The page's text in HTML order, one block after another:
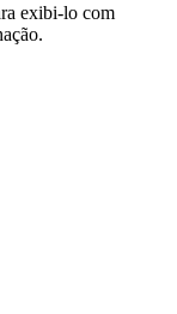
exibi-lo com